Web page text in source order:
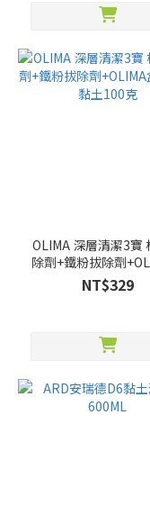
OLIMA 深層清潔3寶 柏油去
除劑+鐵粉拔除劑
裝頂級黏土100克
NT$329